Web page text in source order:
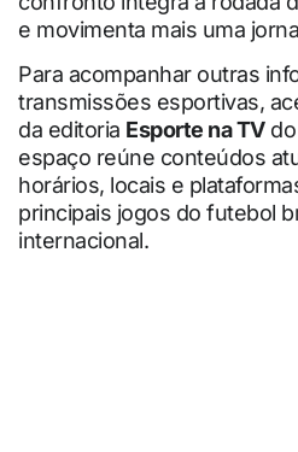
e movimenta mais uma
Para acompanhar outras
transmissões esportivas,
da editoria Esporte na TVdo
espaço reúne conteúdos
horários, locais e
principais jogos do futebol
internacional.